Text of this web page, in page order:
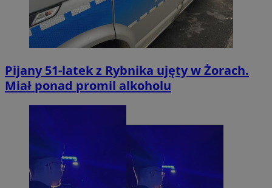
Pijany 51-latek z Rybnika ujęty w Żorach.
Miał ponad promil alkoholu